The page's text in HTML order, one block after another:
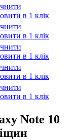
в 1 клік
в 1 клік
в 1 клік
в 1 клік
в 1 клік
Note 10